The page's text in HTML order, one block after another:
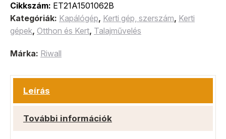
Cikkszám: ET21A1501062B
Kategóriák: Kapálógép, Kerti gép, szerszám, Kerti
gépek, Otthon és Kert, Talajművelés
Márka: Riwall
Leírás
További információk